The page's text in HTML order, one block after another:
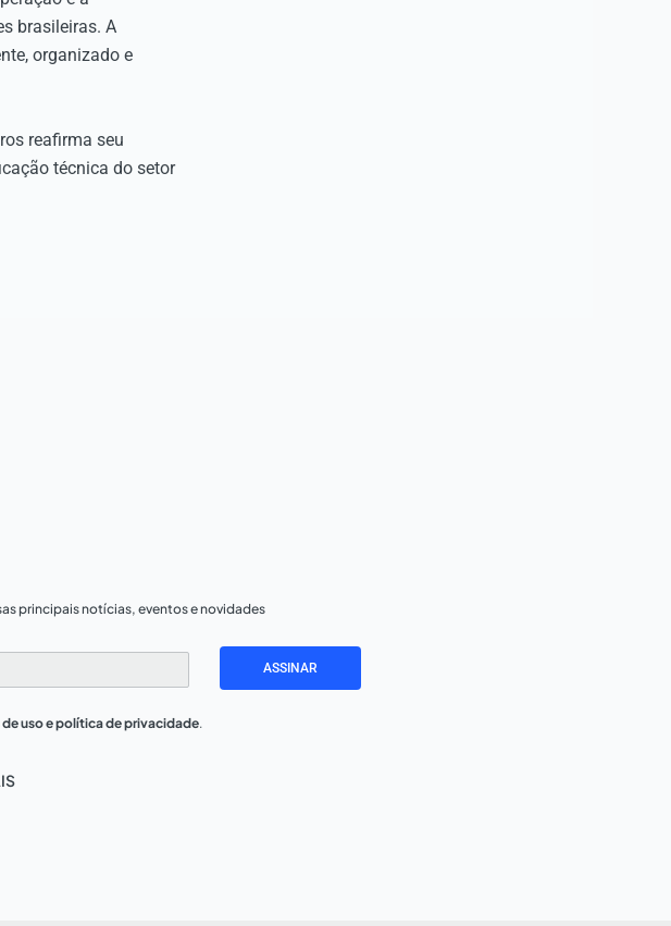
brasileiras. A
organizado e
reafirma seu
técnica do setor
principais notícias, eventos e novidades
ASSINAR
de uso e política de privacidade.